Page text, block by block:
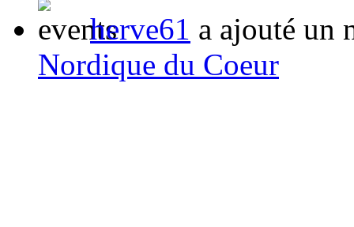
herve61 a ajouté un
Nordique du Coeur